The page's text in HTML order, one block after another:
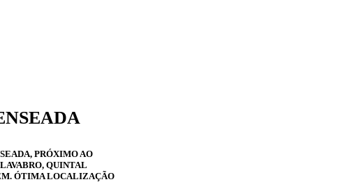
PRÓXIMO AO
QUINTAL
ÓTIMA LOCALIZAÇÃO